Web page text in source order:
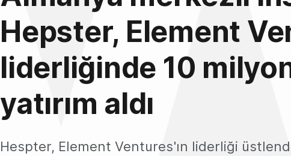
Hepster, Element
liderliğinde 10
yatırım aldı
Hespter, Element Ventures'ın liderliği